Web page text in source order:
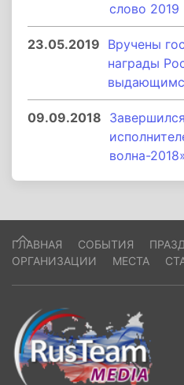
слово 2019
23.05.2019 Вручены
награды
09.09.2018
волна-
ГЛАВНАЯ СОБЫТИЯ
ОРГАНИЗАЦИИ
МЕСТА